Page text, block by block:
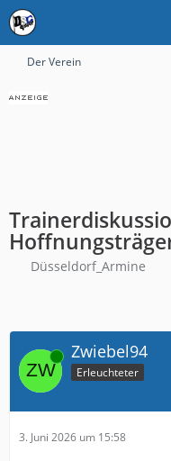
Der Verein
Düsseldorf_Armine
Online Zwiebel94
Erleuchteter
3. Juni 2026 um 15:58